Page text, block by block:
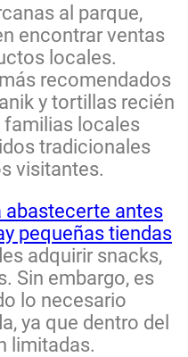
al parque,
encontrar ventas
locales.
recomendados
y tortillas recién
familias locales
tradicionales
visitantes.
abastecerte antes
pequeñas tiendas
adquirir snacks,
Sin embargo, es
lo necesario
ya que dentro del
limitadas.